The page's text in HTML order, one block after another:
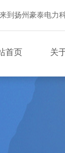
到扬州豪泰电力
首页 关